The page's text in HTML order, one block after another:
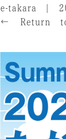
たからの
たからの上
e-takara
←
Return to